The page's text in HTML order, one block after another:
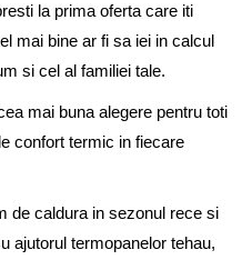
la prima oferta care iti
mai bine ar fi sa iei in calcul
si cel al familiei tale.
mai buna alegere pentru toti
confort termic in fiecare
de caldura in sezonul rece si
ajutorul termopanelor tehau,